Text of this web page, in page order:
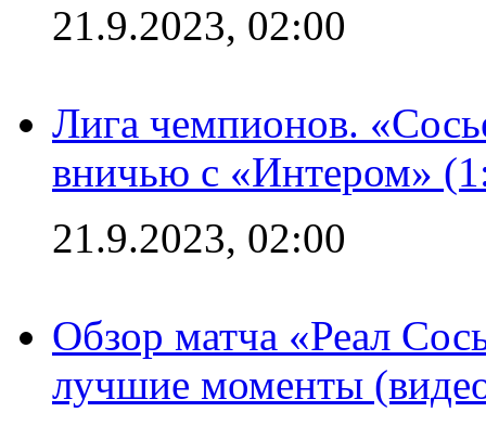
21.9.2023, 02:00
Лига чемпионов.
вничью с «Интером»
21.9.2023, 02:00
Обзор матча «Реал
лучшие моменты